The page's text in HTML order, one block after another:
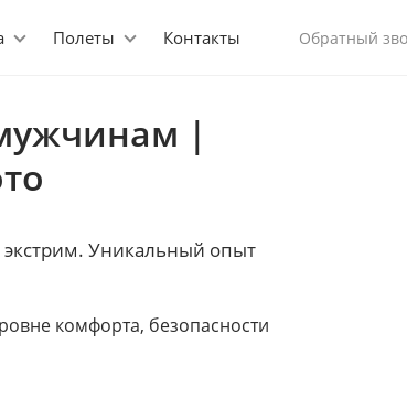
Полеты Контакты Обратный
|
Уникальный опыт
комфорта, безопасности